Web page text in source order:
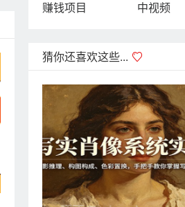
赚钱项目
中视频
猜你还喜欢这些... 